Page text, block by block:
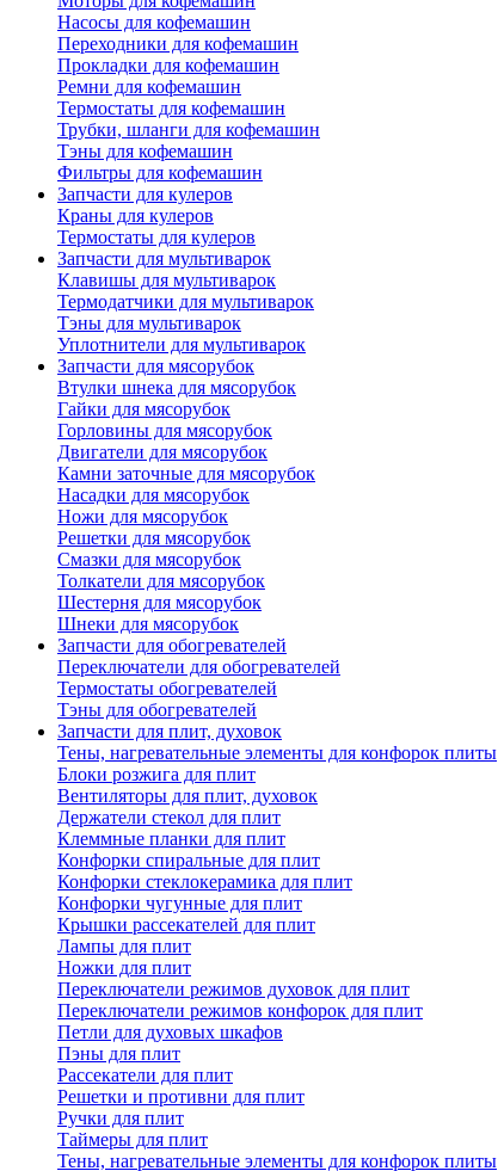
Насосы для кофемашин
Переходники для кофемашин
Прокладки для кофемашин
Ремни для кофемашин
Термостаты для кофемашин
Трубки, шланги для кофемашин
Тэны для кофемашин
Фильтры для кофемашин
Запчасти для кулеров
Краны для кулеров
Термостаты для кулеров
Запчасти для мультиварок
Клавишы для мультиварок
Термодатчики для мультиварок
Тэны для мультиварок
Уплотнители для мультиварок
Запчасти для мясорубок
Втулки шнека для мясорубок
Гайки для мясорубок
Горловины для мясорубок
Двигатели для мясорубок
Камни заточные для мясорубок
Насадки для мясорубок
Ножи для мясорубок
Решетки для мясорубок
Смазки для мясорубок
Толкатели для мясорубок
Шестерня для мясорубок
Шнеки для мясорубок
Запчасти для обогревателей
Переключатели для обогревателей
Термостаты обогревателей
Тэны для обогревателей
Запчасти для плит, духовок
Тены, нагревательные элементы для конфорок плиты
Блоки розжига для плит
Вентиляторы для плит, духовок
Держатели стекол для плит
Клеммные планки для плит
Конфорки спиральные для плит
Конфорки стеклокерамика для плит
Конфорки чугунные для плит
Крышки рассекателей для плит
Лампы для плит
Ножки для плит
Переключатели режимов духовок для плит
Переключатели режимов конфорок для плит
Петли для духовых шкафов
Пэны для плит
Рассекатели для плит
Решетки и противни для плит
Ручки для плит
Таймеры для плит
Тены, нагревательные элементы для конфорок плиты